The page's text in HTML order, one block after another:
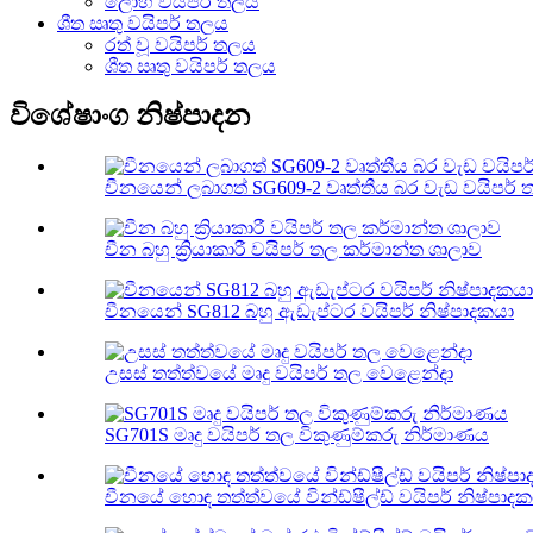
ශීත ඍතු වයිපර් තලය
රත් වූ වයිපර් තලය
ශීත ඍතු වයිපර් තලය
විශේෂාංග නිෂ්පාදන
චීනයෙන් ලබාගත් SG609-2 වෘත්තීය බර වැඩ වයිපර්
චීන බහු ක්‍රියාකාරී වයිපර් තල කර්මාන්ත ශාලාව
චීනයෙන් SG812 බහු ඇඩැප්ටර වයිපර් නිෂ්පාදකයා
උසස් තත්ත්වයේ මෘදු වයිපර් තල වෙළෙන්දා
SG701S මෘදු වයිපර් තල විකුණුම්කරු නිර්මාණය
චීනයේ හොඳ තත්ත්වයේ වින්ඩ්ෂීල්ඩ් වයිපර්